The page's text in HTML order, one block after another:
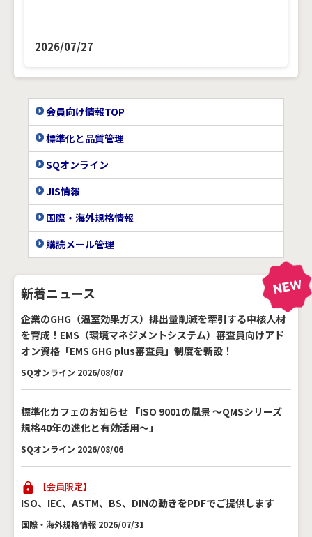
2026/07/27
会員向け情報TOP
標準化と品質管理
SQオンライン
JIS情報
国際・海外規格情報
購読メール管理
新着ニュース
企業のGHG（温室効果ガス）排出量削減を牽引する中核人材
を育成！EMS（環境マネジメントシステム）審査員向けアド
オン資格「EMS GHG plus審査員」制度を新設！
SQオンライン 2026/08/07
標準化カフェのお知らせ 「ISO 9001の風景 ～QMSシリーズ
規格40年の進化と有効活用～」
SQオンライン 2026/08/06
【会員限定】
ISO、IEC、ASTM、BS、DINの動きをPDFでご提供します
国際・海外規格情報 2026/07/31